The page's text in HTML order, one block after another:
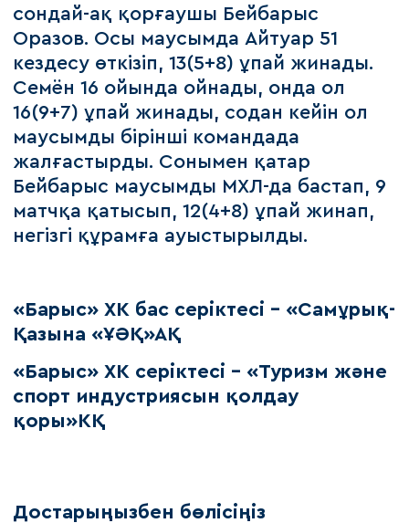
сондай-ақ қорғаушы Бейбарыс
Оразов. Осы маусымда Айтуар 51
кездесу өткізіп, 13(5+8) ұпай жинады.
Семён 16 ойында ойнады, онда ол
16(9+7) ұпай жинады, содан кейін ол
маусымды бірінші командада
жалғастырды. Сонымен қатар
Бейбарыс маусымды МХЛ-да бастап, 9
матчқа қатысып, 12(4+8) ұпай жинап,
негізгі құрамға ауыстырылды.
«Барыс» ХК бас серіктесі – «Самұрық-
Қазына «ҰӘҚ»АҚ
«Барыс» ХК серіктесі – «Туризм және
спорт индустриясын қолдау
қоры»КҚ
Достарыңызбен бөлісіңіз